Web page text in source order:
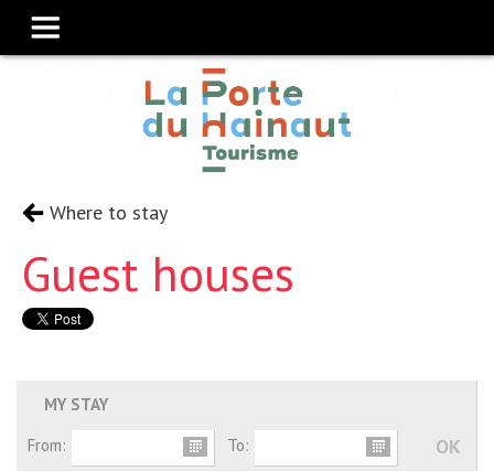
Where to stay
Guest houses
MY STAY
From:
To: